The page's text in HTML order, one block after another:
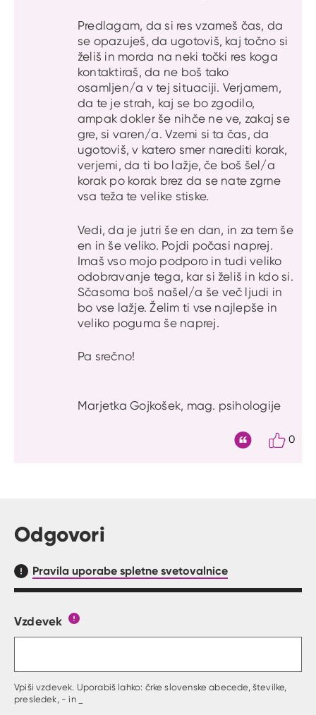
Predlagam, da si res vzameš čas, da
se opazuješ, da ugotoviš, kaj točno si
želiš in morda na neki točki res koga
kontaktiraš, da ne boš tako
osamljen/a v tej situaciji. Verjamem,
da te je strah, kaj se bo zgodilo,
ampak dokler še nihče ne ve, zakaj se
gre, si varen/a. Vzemi si ta čas, da
ugotoviš, v katero smer narediti korak,
verjemi, da ti bo lažje, če boš šel/a
korak po korak brez da se nate zgrne
vsa teža te velike stiske.
Vedi, da je jutri še en dan, in za tem še
en in še veliko. Pojdi počasi naprej.
Imaš vso mojo podporo in tudi veliko
odobravanje tega, kar si želiš in kdo si.
Sčasoma boš našel/a še več ljudi in
bo vse lažje. Želim ti vse najlepše in
veliko poguma še naprej.
Pa srečno!
Marjetka Gojkošek, mag. psihologije
0
Odgovori
Pravila uporabe spletne svetovalnice
Obrazec, kjer lahko zastaviš vprašanje
Vzdevek
Vpiši vzdevek. Uporabiš lahko: črke slovenske abecede, številke,
presledek, - in _